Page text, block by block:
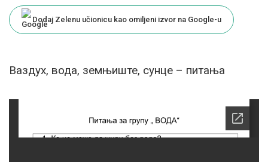
Dodaj Zelenu učionicu kao omiljeni izvor na Google-u
Ваздух, вода, земњиште, сунце – питања